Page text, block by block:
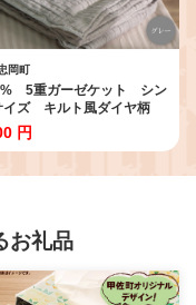
岡町
5重ガーゼケット シン
イズ キルト風ダイヤ柄
1521528】
円
お礼品